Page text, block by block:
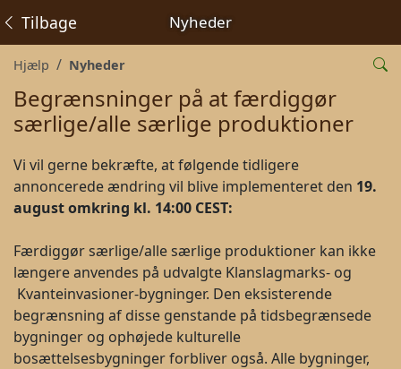
Nyheder
Tilbage
Hjælp Nyheder
Begrænsninger på at færdiggør
særlige/alle særlige produktioner
Vi vil gerne bekræfte, at følgende tidligere
annoncerede ændring vil blive implementeret den 19.
august omkring kl. 14:00 CEST:
Færdiggør særlige/alle særlige produktioner kan ikke
længere anvendes på udvalgte Klanslagmarks- og
Kvanteinvasioner-bygninger. Den eksisterende
begrænsning af disse genstande på tidsbegrænsede
bygninger og ophøjede kulturelle
bosættelsesbygninger forbliver også. Alle bygninger,